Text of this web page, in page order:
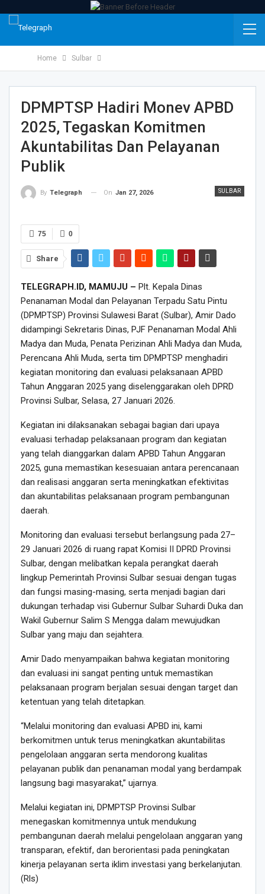
Home Sulbar
DPMPTSP Hadiri Monev APBD
2025, Tegaskan Komitmen
Akuntabilitas Dan Pelayanan
Publik
SULBAR
By Telegraph On Jan 27, 2026
0
75
Share
TELEGRAPH.ID, MAMUJU – Plt. Kepala Dinas
Penanaman Modal dan Pelayanan Terpadu Satu Pintu
(DPMPTSP) Provinsi Sulawesi Barat (Sulbar), Amir Dado
didampingi Sekretaris Dinas, PJF Penanaman Modal Ahli
Madya dan Muda, Penata Perizinan Ahli Madya dan Muda,
Perencana Ahli Muda, serta tim DPMPTSP menghadiri
kegiatan monitoring dan evaluasi pelaksanaan APBD
Tahun Anggaran 2025 yang diselenggarakan oleh DPRD
Provinsi Sulbar, Selasa, 27 Januari 2026.
Kegiatan ini dilaksanakan sebagai bagian dari upaya
evaluasi terhadap pelaksanaan program dan kegiatan
yang telah dianggarkan dalam APBD Tahun Anggaran
2025, guna memastikan kesesuaian antara perencanaan
dan realisasi anggaran serta meningkatkan efektivitas
dan akuntabilitas pelaksanaan program pembangunan
daerah.
Monitoring dan evaluasi tersebut berlangsung pada 27–
29 Januari 2026 di ruang rapat Komisi II DPRD Provinsi
Sulbar, dengan melibatkan kepala perangkat daerah
lingkup Pemerintah Provinsi Sulbar sesuai dengan tugas
dan fungsi masing-masing, serta menjadi bagian dari
dukungan terhadap visi Gubernur Sulbar Suhardi Duka dan
Wakil Gubernur Salim S Mengga dalam mewujudkan
Sulbar yang maju dan sejahtera.
Amir Dado menyampaikan bahwa kegiatan monitoring
dan evaluasi ini sangat penting untuk memastikan
pelaksanaan program berjalan sesuai dengan target dan
ketentuan yang telah ditetapkan.
“Melalui monitoring dan evaluasi APBD ini, kami
berkomitmen untuk terus meningkatkan akuntabilitas
pengelolaan anggaran serta mendorong kualitas
pelayanan publik dan penanaman modal yang berdampak
langsung bagi masyarakat,” ujarnya.
Melalui kegiatan ini, DPMPTSP Provinsi Sulbar
menegaskan komitmennya untuk mendukung
pembangunan daerah melalui pengelolaan anggaran yang
transparan, efektif, dan berorientasi pada peningkatan
kinerja pelayanan serta iklim investasi yang berkelanjutan.
(Rls)